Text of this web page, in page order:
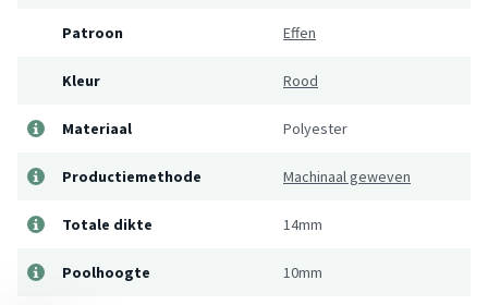
Patroon Effen
Kleur Rood
Materiaal Polyester
Productiemethode Machinaal geweven
Totale dikte 14mm
Poolhoogte 10mm